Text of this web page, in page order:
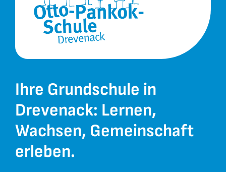
Ihre Grundschule in
Drevenack: Lernen,
Wachsen, Gemeinschaft
erleben.